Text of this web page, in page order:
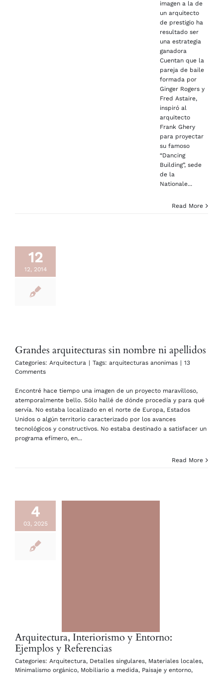
imagen a la de
un arquitecto
de prestigio ha
resultado ser
una estrategia
ganadora
Cuentan que la
pareja de baile
formada por
Ginger Rogers y
Fred Astaire,
inspiró al
arquitecto
Frank Ghery
para proyectar
su famoso
“Dancing
Building”, sede
de la
Nationale...
Read More
12
12, 2014
Grandes arquitecturas sin nombre ni apellidos
Categories: Arquitectura | Tags: arquitecturas anonimas | 13
Comments
Encontré hace tiempo una imagen de un proyecto maravilloso,
atemporalmente bello. Sólo hallé de dónde procedía y para qué
servía. No estaba localizado en el norte de Europa, Estados
Unidos o algún territorio caracterizado por los avances
tecnológicos y constructivos. No estaba destinado a satisfacer un
programa efímero, en...
Read More
4
03, 2025
Arquitectura, Interiorismo y Entorno:
Ejemplos y Referencias
Categories: Arquitectura, Detalles singulares, Materiales locales,
Minimalismo orgánico, Mobiliario a medida, Paisaje y entorno,